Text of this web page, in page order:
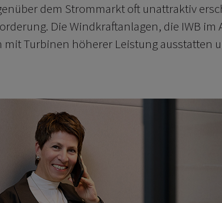
dem Strommarkt oft unattraktiv
Die Windkraftanlagen, die IWB im
Turbinen höherer Leistung ausstatten